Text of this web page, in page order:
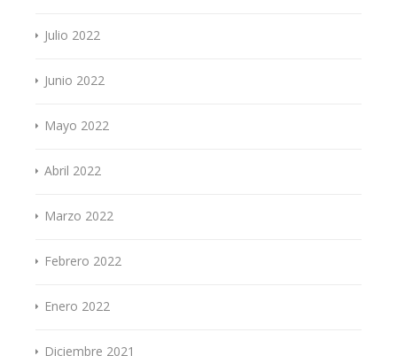
Julio 2022
Junio 2022
Mayo 2022
Abril 2022
Marzo 2022
Febrero 2022
Enero 2022
Diciembre 2021